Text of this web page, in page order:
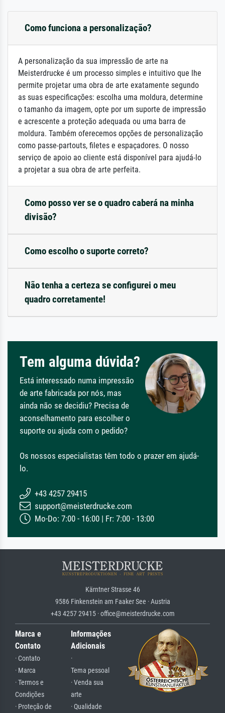
Como funciona a personalização?
A personalização da sua impressão de arte na
Meisterdrucke é um processo simples e intuitivo que lhe
permite projetar uma obra de arte exatamente segundo
as suas especificações: escolha uma moldura, determine
o tamanho da imagem, opte por um suporte de impressão
e acrescente a proteção adequada ou uma barra de
moldura. Também oferecemos opções de personalização
como passe-partouts, filetes e espaçadores. O nosso
serviço de apoio ao cliente está disponível para ajudá-lo
a projetar a sua obra de arte perfeita.
Como posso ver se o quadro caberá na minha
divisão?
Como escolho o suporte correto?
Não tenha a certeza se configurei o meu
quadro corretamente!
Tem alguma dúvida?
Está interessado numa impressão
de arte fabricada por nós, mas
ainda não se decidiu? Precisa de
aconselhamento para escolher o
suporte ou ajuda com o pedido?
Os nossos especialistas têm todo o prazer em ajudá-
lo.
+43 4257 29415
support@meisterdrucke.com
Mo-Do: 7:00 - 16:00 | Fr: 7:00 - 13:00
Kärntner Strasse 46
9586 Finkenstein am Faaker See · Austria
+43 4257 29415 · office@meisterdrucke.com
Marca e
Contato
· Contato
· Marca
· Termos e
Condições
· Proteção de
Informações
Adicionais
·
Tema pessoal
· Venda sua
arte
· Qualidade